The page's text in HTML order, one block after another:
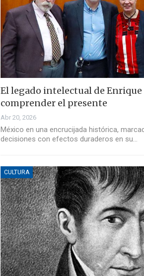
El legado intelectual de Enrique
comprender el presente
Abr 20, 2026
México en una encrucijada histórica,
decisiones con efectos duraderos en su…
CULTURA